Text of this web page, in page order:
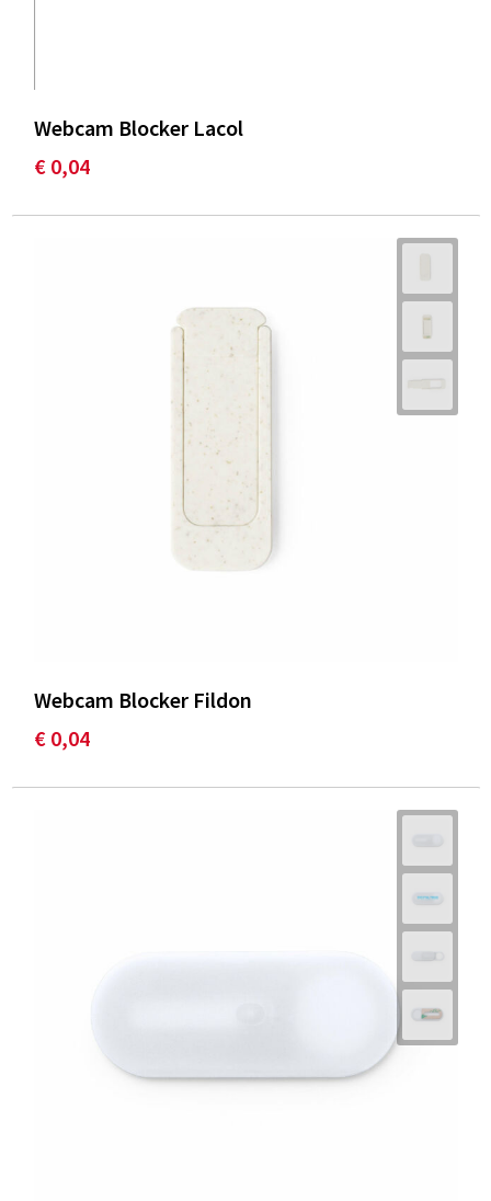
Webcam Blocker Lacol
€ 0,04
Webcam Blocker Fildon
€ 0,04